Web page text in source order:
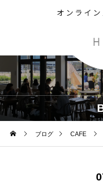
オンライ
ブログ CAFE